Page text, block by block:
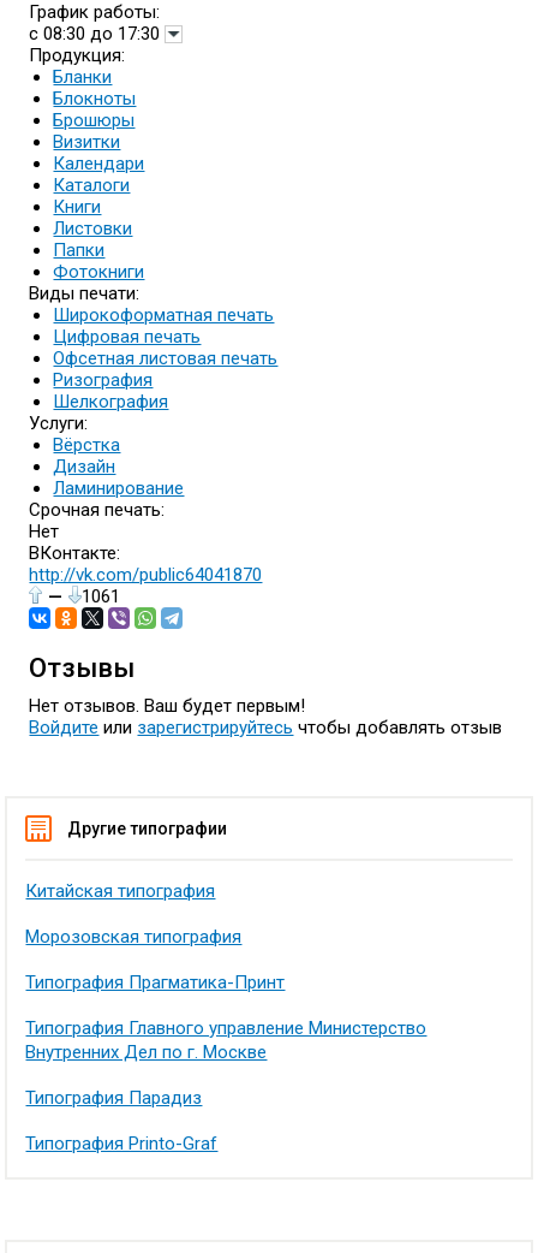
График работы:
с 08:30 до 17:30
Продукция:
Бланки
Блокноты
Брошюры
Визитки
Календари
Каталоги
Книги
Листовки
Папки
Фотокниги
Виды печати:
Широкоформатная печать
Цифровая печать
Офсетная листовая печать
Ризография
Шелкография
Услуги:
Вёрстка
Дизайн
Ламинирование
Срочная печать:
Нет
ВКонтакте:
http://vk.com/public64041870
—
1061
Отзывы
Нет отзывов. Ваш будет первым!
Войдите или зарегистрируйтесь чтобы добавлять отзыв
Другие типографии
Китайская типография
Морозовская типография
Типография Прагматика-Принт
Типография Главного управление Министерство
Внутренних Дел по г. Москве
Типография Парадиз
Типография Printo-Graf